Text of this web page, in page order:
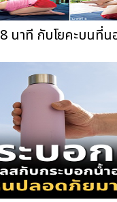
8 นาที กับโยคะบนที่น